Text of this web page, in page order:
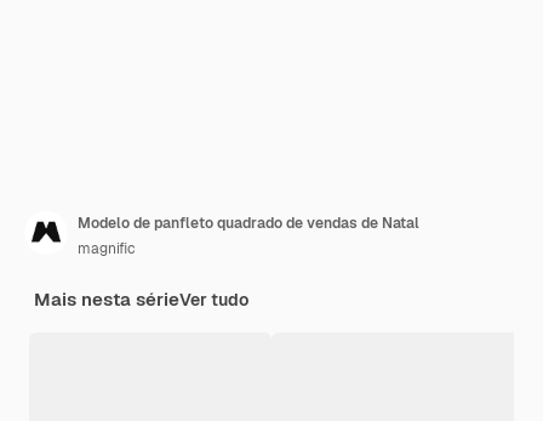
Modelo de panfleto quadrado de vendas de Natal
magnific
Mais nesta sérieVer tudo